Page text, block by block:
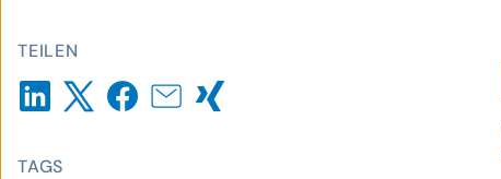
TEILEN
TAGS